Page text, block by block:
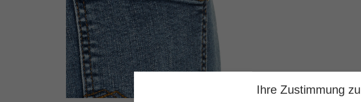
Ihre Zustimmung